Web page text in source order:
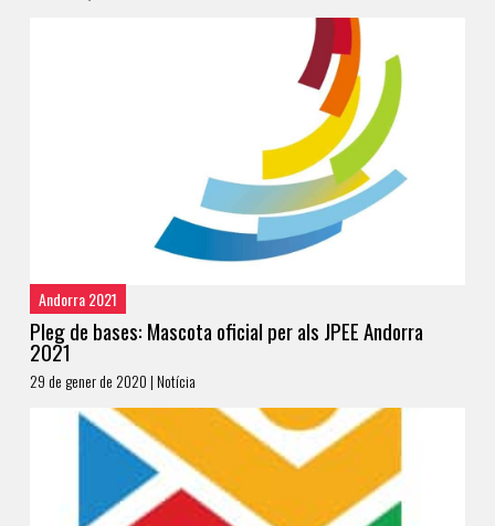
Andorra 2021
Pleg de bases: Mascota oficial per als JPEE Andorra
2021
29 de gener de 2020 | Notícia